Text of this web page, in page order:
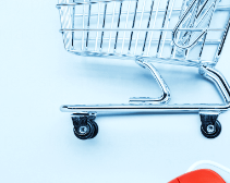
de cada paciente.
estas herramientas
termoplásticas de
la recuperación y